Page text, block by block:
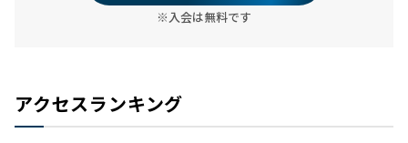
※入会は無料です
アクセスランキング